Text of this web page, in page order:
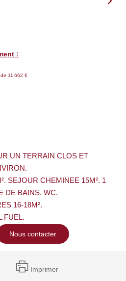
:
11 662 €
UN TERRAIN CLOS ET
SEJOUR CHEMINEE 15M². 1
DE BAINS. WC.
16-18M².
FUEL.
Nous contacter
Imprimer